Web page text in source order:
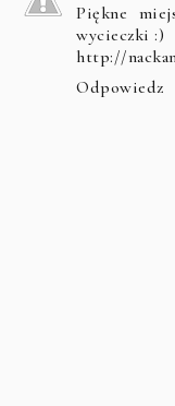
Piękne
wycieczki :)
http://
Odpowiedz